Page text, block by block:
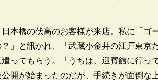
本橋の伏高のお客様が来店。私に「ゴ
」と訊かれ、「武蔵小金井の江戸東京
ってもらう。「うちは、迎賓館に行っ
開が始まったのだが、手続きが面倒な